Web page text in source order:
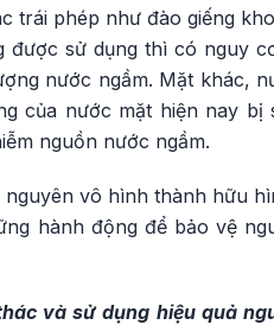
trái phép như đào giếng
được sử dụng thì có nguy
nước ngầm. Mặt khác,
của nước mặt hiện nay bị
nguồn nước ngầm.
vô hình thành hữu
hành động để bảo vệ
và sử dụng hiệu quả